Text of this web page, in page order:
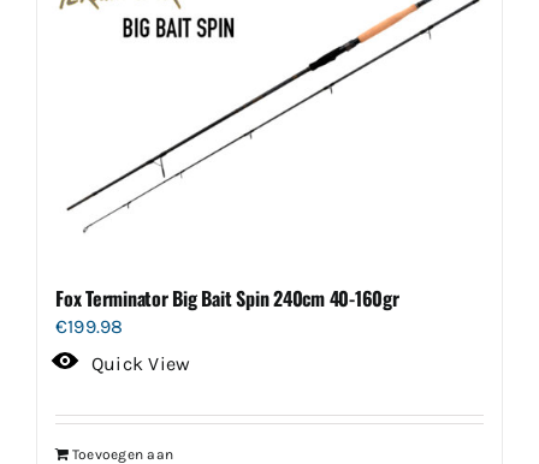
Fox Terminator Big Bait Spin 240cm 40-160gr
€199.98
Quick View
Toevoegen aan